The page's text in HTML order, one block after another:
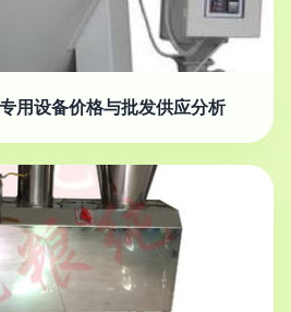
用设备价格与批发供应分析